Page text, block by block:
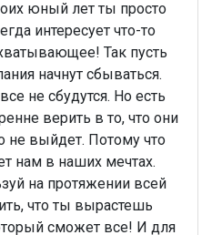
юный лет ты просто
интересует что-то
Так пусть
начнут сбываться.
не сбудутся. Но есть
верить в то, что они
не выйдет. Потому что
нам в наших мечтах.
на протяжении всей
что ты вырастешь
сможет все! И для